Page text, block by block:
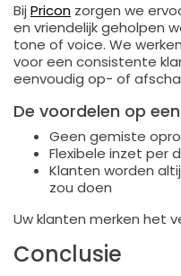
Bij Pricon zorgen we
en vriendelijk geholpen
tone of voice. We
voor een consistente
eenvoudig op- of
De voordelen op
Geen gemiste
Flexibele inzet per
Klanten worden
zou doen
Uw klanten merken het
Conclusie